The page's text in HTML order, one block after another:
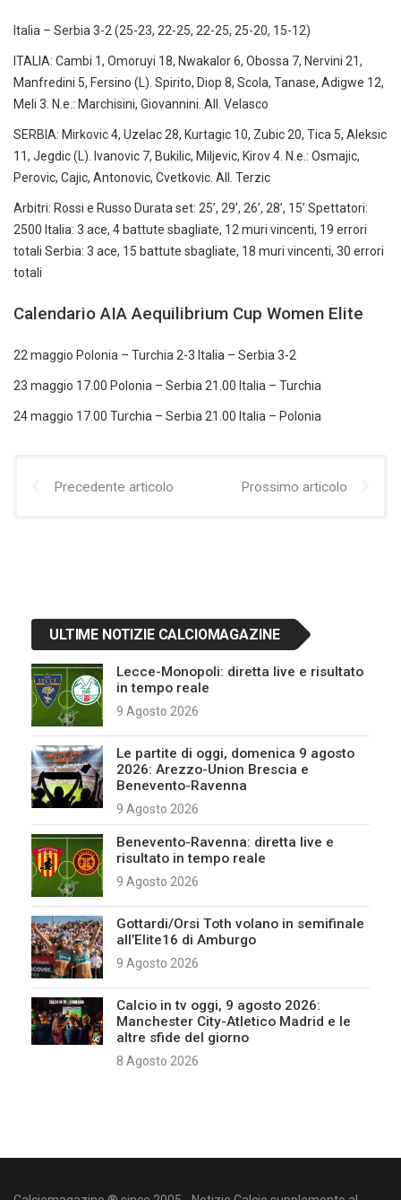
Italia – Serbia 3-2 (25-23, 22-25, 22-25, 25-20, 15-12)
ITALIA: Cambi 1, Omoruyi 18, Nwakalor 6, Obossa 7, Nervini 21,
Manfredini 5, Fersino (L). Spirito, Diop 8, Scola, Tanase, Adigwe 12,
Meli 3. N.e.: Marchisini, Giovannini. All. Velasco
SERBIA: Mirkovic 4, Uzelac 28, Kurtagic 10, Zubic 20, Tica 5, Aleksic
11, Jegdic (L). Ivanovic 7, Bukilic, Miljevic, Kirov 4. N.e.: Osmajic,
Perovic, Cajic, Antonovic, Cvetkovic. All. Terzic
Arbitri: Rossi e Russo Durata set: 25’, 29’, 26’, 28’, 15’ Spettatori:
2500 Italia: 3 ace, 4 battute sbagliate, 12 muri vincenti, 19 errori
totali Serbia: 3 ace, 15 battute sbagliate, 18 muri vincenti, 30 errori
totali
Calendario AIA Aequilibrium Cup Women Elite
22 maggio Polonia – Turchia 2-3 Italia – Serbia 3-2
23 maggio 17.00 Polonia – Serbia 21.00 Italia – Turchia
24 maggio 17.00 Turchia – Serbia 21.00 Italia – Polonia
Precedente articolo Prossimo articolo
ULTIME NOTIZIE CALCIOMAGAZINE
Lecce-Monopoli: diretta live e risultato
in tempo reale
9 Agosto 2026
Le partite di oggi, domenica 9 agosto
2026: Arezzo-Union Brescia e
Benevento-Ravenna
9 Agosto 2026
Benevento-Ravenna: diretta live e
risultato in tempo reale
9 Agosto 2026
Gottardi/Orsi Toth volano in semifinale
all’Elite16 di Amburgo
9 Agosto 2026
Calcio in tv oggi, 9 agosto 2026:
Manchester City-Atletico Madrid e le
altre sfide del giorno
8 Agosto 2026